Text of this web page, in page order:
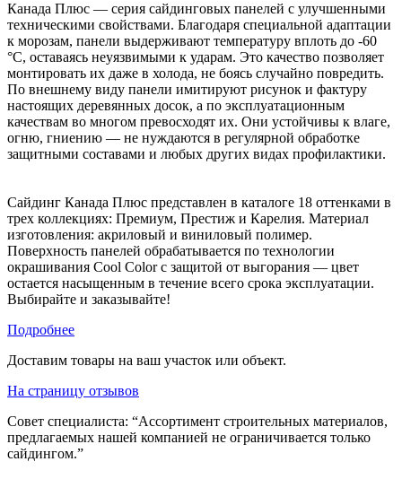
Канада Плюс — серия сайдинговых панелей с улучшенными
техническими свойствами. Благодаря специальной адаптации
к морозам, панели выдерживают температуру вплоть до -60
°C, оставаясь неуязвимыми к ударам. Это качество позволяет
монтировать их даже в холода, не боясь случайно повредить.
По внешнему виду панели имитируют рисунок и фактуру
настоящих деревянных досок, а по эксплуатационным
качествам во многом превосходят их. Они устойчивы к влаге,
огню, гниению — не нуждаются в регулярной обработке
защитными составами и любых других видах профилактики.
Сайдинг Канада Плюс представлен в каталоге 18 оттенками в
трех коллекциях: Премиум, Престиж и Карелия. Материал
изготовления: акриловый и виниловый полимер.
Поверхность панелей обрабатывается по технологии
окрашивания Cool Color с защитой от выгорания — цвет
остается насыщенным в течение всего срока эксплуатации.
Выбирайте и заказывайте!
Подробнее
Доставим товары на ваш участок или объект.
На страницу отзывов
Совет специалиста: “Ассортимент строительных материалов,
предлагаемых нашей компанией не ограничивается только
сайдингом.”